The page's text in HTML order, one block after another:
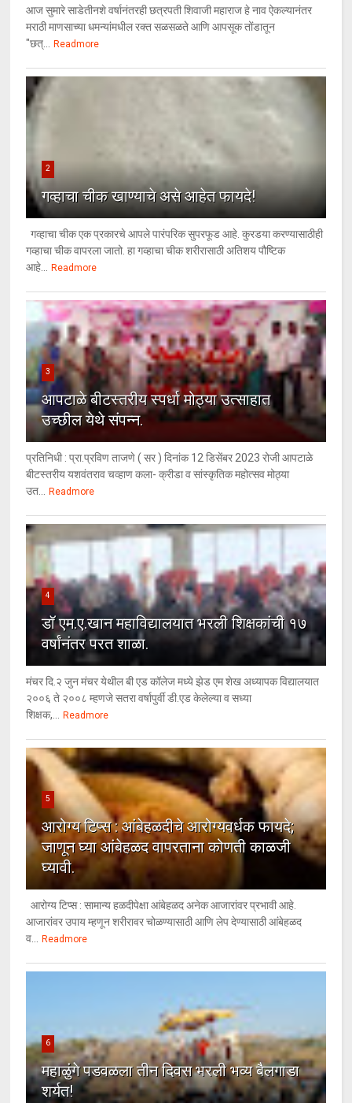
आज सुमारे साडेतीनशे वर्षानंतरही छत्रपती शिवाजी महाराज हे नाव ऐकल्यानंतर
मराठी माणसाच्या धमन्यांमधील रक्त सळसळते आणि आपसूक तोंडातून
"छत्... Readmore
2
गव्हाचा चीक खाण्याचे असे आहेत फायदे!
गव्हाचा चीक एक प्रकारचे आपले पारंपरिक सुपरफूड आहे. कुरडया करण्यासाठीही
गव्हाचा चीक वापरला जातो. हा गव्हाचा चीक शरीरासाठी अतिशय पौष्टिक
आहे... Readmore
3
आपटाळे बीटस्तरीय स्पर्धा मोठ्या उत्साहात
उच्छील येथे संपन्न.
प्रतिनिधी : प्रा.प्रविण ताजणे ( सर ) दिनांक 12 डिसेंबर 2023 रोजी आपटाळे
बीटस्तरीय यशवंतराव चव्हाण कला- क्रीडा व सांस्कृतिक महोत्सव मोठ्या
उत... Readmore
4
डॉ एम.ए.खान महाविद्यालयात भरली शिक्षकांची १७
वर्षांनंतर परत शाळा.
मंचर दि.२ जुन मंचर येथील बी एड कॉलेज मध्ये झेड एम शेख अध्यापक विद्यालयात
२००६ ते २००८ म्हणजे सतरा वर्षापुर्वी डी.एड केलेल्या व सध्या
शिक्षक,... Readmore
5
आरोग्य टिप्स : आंबेहळदीचे आरोग्यवर्धक फायदे;
जाणून घ्या आंबेहळद वापरताना कोणती काळजी
घ्यावी.
आरोग्य टिप्स : सामान्य हळदीपेक्षा आंबेहळद अनेक आजारांवर प्रभावी आहे.
आजारांवर उपाय म्हणून शरीरावर चोळण्यासाठी आणि लेप देण्यासाठी आंबेहळद
व... Readmore
6
महाळुंगे पडवळला तीन दिवस भरली भव्य बैलगाडा
शर्यत!